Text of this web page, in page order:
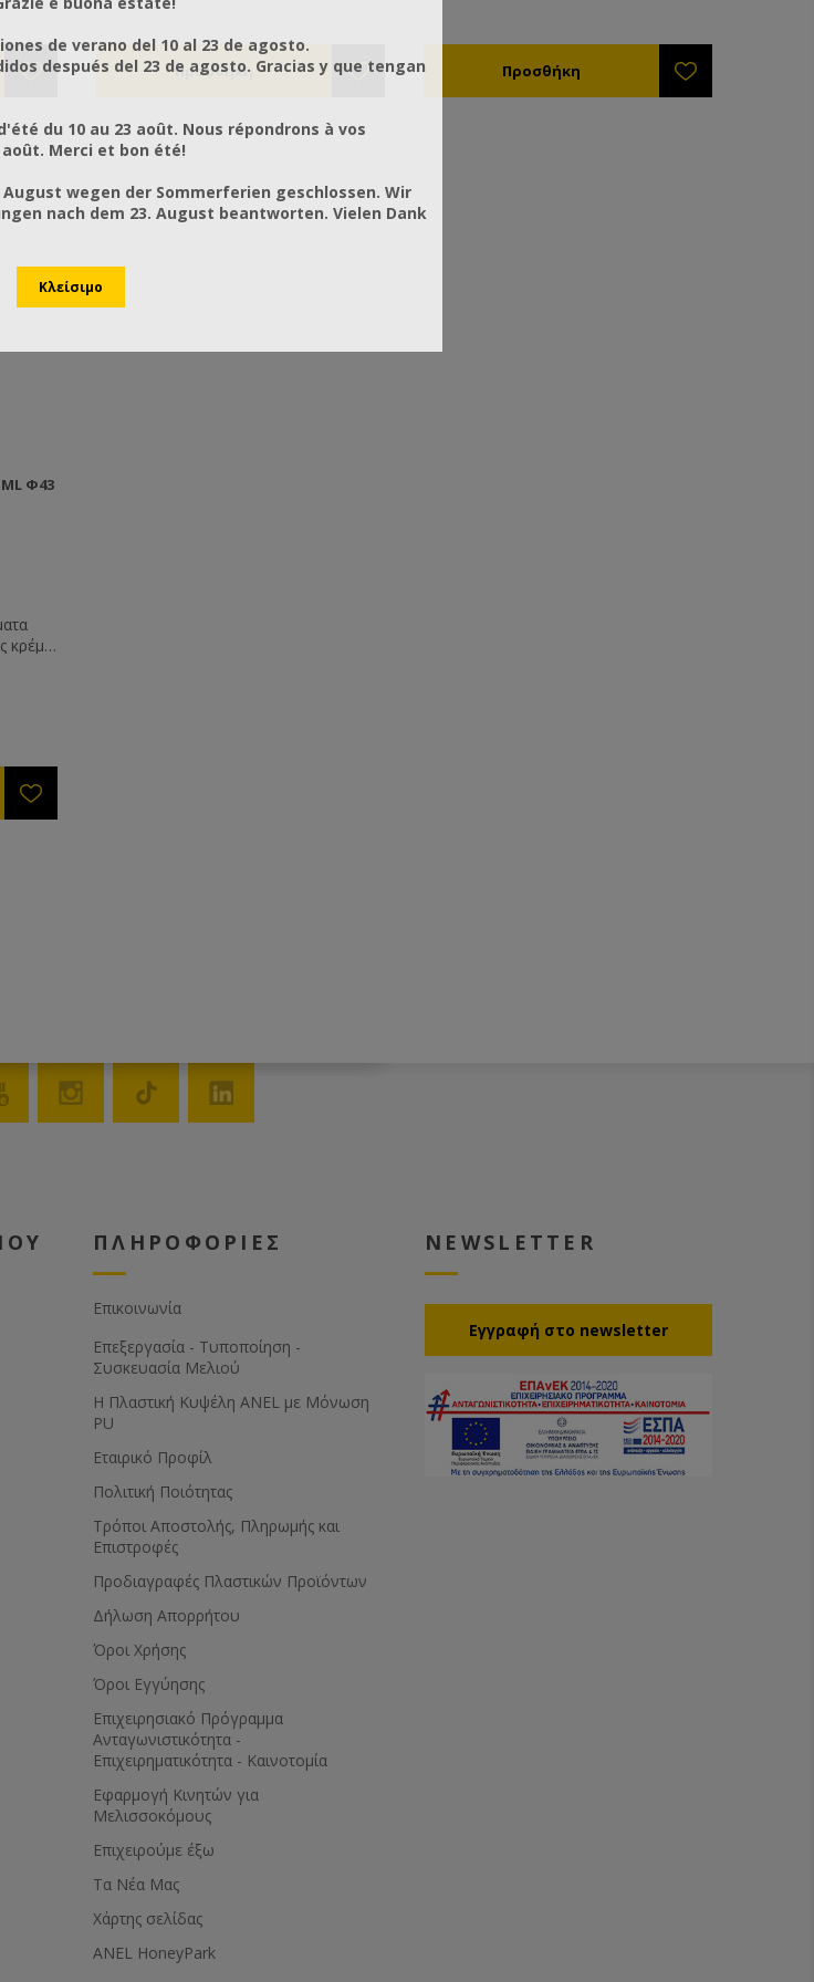
Φ43
κρέμες
ΠΛΗΡΟΦΟΡΙΕΣ
Επικοινωνία
Επεξεργασία - Τυποποίηση -
Συσκευασία Μελιού
Η Πλαστική Κυψέλη ANEL με Μόνωση
PU
Εταιρικό Προφίλ
Πολιτική Ποιότητας
Τρόποι Αποστολής, Πληρωμής και
Επιστροφές
Προδιαγραφές Πλαστικών Προϊόντων
Δήλωση Απορρήτου
Όροι Χρήσης
Όροι Εγγύησης
Eπιχειρησιακό Πρόγραμμα
Ανταγωνιστικότητα -
Επιχειρηματικότητα - Καινοτομία
Εφαρμογή Κινητών για
Μελισσοκόμους
Επιχειρούμε έξω
Τα Νέα Μας
Χάρτης σελίδας
ANEL HoneyPark
NEWSLETTER
Eγγραφή στο newsletter
de verano del 10 al 23 de agosto.
después del 23 de agosto. Gracias y que tengan
du 10 au 23 août. Nous répondrons à vos
Merci et bon été!
wegen der Sommerferien geschlossen. Wir
nach dem 23. August beantworten. Vielen Dank